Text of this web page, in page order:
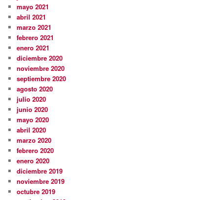
mayo 2021
abril 2021
marzo 2021
febrero 2021
enero 2021
diciembre 2020
noviembre 2020
septiembre 2020
agosto 2020
julio 2020
junio 2020
mayo 2020
abril 2020
marzo 2020
febrero 2020
enero 2020
diciembre 2019
noviembre 2019
octubre 2019